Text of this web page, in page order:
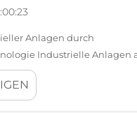
Anlagen durch
Industrielle Anlagen
Umgebungen, in denen
Hitze und abreibenden